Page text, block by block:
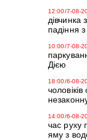
12:00/7-08-
дівчинка
падіння
10:00/7-08-
Дією
18:00/6-08-
14:00/6-08-
час руху
яму з